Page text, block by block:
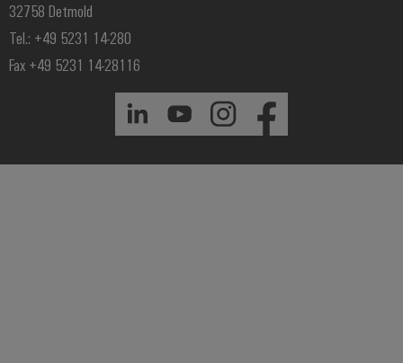
32758 Detmold
Tel.: +49 5231 14-280
Fax +49 5231 14-28116